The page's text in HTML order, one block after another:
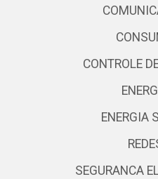
CONTROLE
ENERGIA
SEGURANCA